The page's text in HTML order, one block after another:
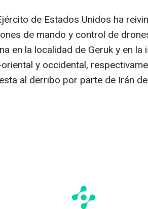
de Estados Unidos ha
de mando y control de
en la localidad de Geruk y en la
y occidental,
al derribo por parte de Irán